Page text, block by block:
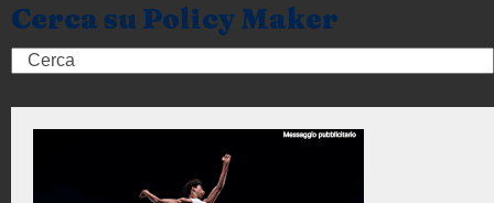
Cerca su Policy Maker
Search